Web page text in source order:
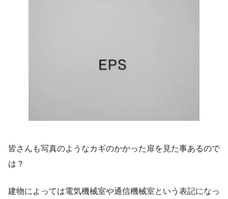
皆さんも写真のようなカギのかかった扉を見た事あるので
は？
建物によっては電気機械室や通信機械室という表記になっ